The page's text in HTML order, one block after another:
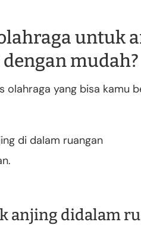
untuk
mudah?
olahraga yang bisa kamu
di dalam ruangan
anjing didalam